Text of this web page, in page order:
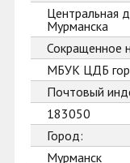
Центральная
Мурманска
Сокращенное
МБУК ЦДБ
Почтовый
183050
Город:
Мурманск